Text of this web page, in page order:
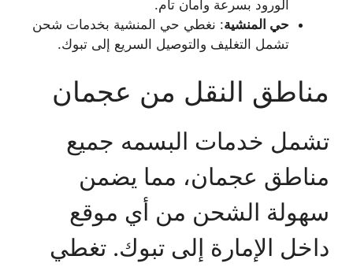
الورود بسرعة وأمان تام.
حي المنشية: نغطي حي المنشية بخدمات شحن
تشمل التغليف والتوصيل السريع إلى تبوك.
مناطق النقل من عجمان
تشمل خدمات البسمه جميع
مناطق عجمان، مما يضمن
سهولة الشحن من أي موقع
داخل الإمارة إلى تبوك. تغطي